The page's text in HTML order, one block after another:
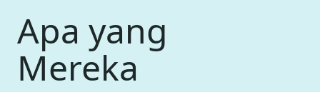
Apa yang
Mereka